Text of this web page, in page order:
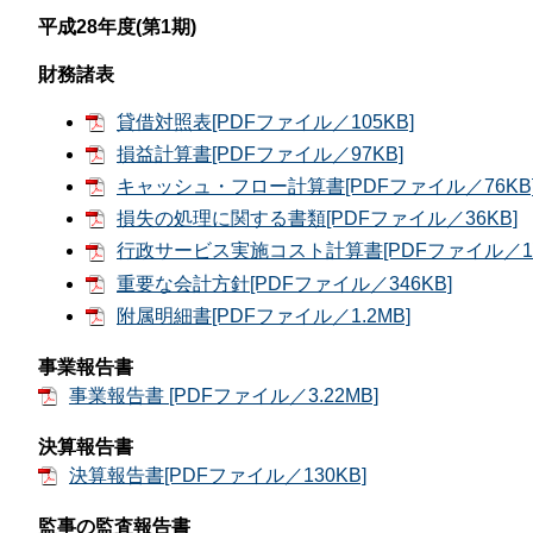
規程集
個人情報関連の情報
利益相反マネジメント規程
附帯決議等をふまえた総務省通知に
動物実験に関する情報
平成28年度(第1期)
財務諸表
貸借対照表[PDFファイル／105KB]
損益計算書[PDFファイル／97KB]
キャッシュ・フロー計算書[PDFファイル／76KB]
損失の処理に関する書類[PDFファイル／36KB]
行政サービス実施コスト計算書[PDFファイル／
重要な会計方針[PDFファイル／346KB]
附属明細書[PDFファイル／1.2MB]
事業報告書
事業報告書 [PDFファイル／3.22MB]
決算報告書
決算報告書[PDFファイル／130KB]
監事の監査報告書